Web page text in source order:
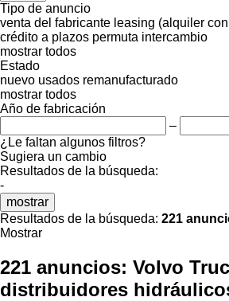
Tipo de anuncio
venta del fabricante leasing (alquiler
crédito a plazos permuta intercambio
mostrar todos
Estado
nuevo usados remanufacturado
mostrar todos
Año de fabricación
–
¿Le faltan algunos filtros?
Sugiera un cambio
Resultados de la búsqueda:
-
mostrar
Resultados de la búsqueda: 221
Mostrar
221 anuncios: Volvo
distribuidores